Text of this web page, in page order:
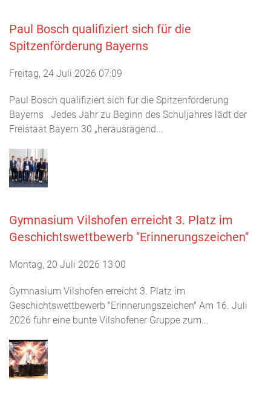
Paul Bosch qualifiziert sich für die
Spitzenförderung Bayerns
Freitag, 24 Juli 2026 07:09
Paul Bosch qualifiziert sich für die Spitzenförderung
Bayerns Jedes Jahr zu Beginn des Schuljahres lädt der
Freistaat Bayern 30 „herausragend...
Gymnasium Vilshofen erreicht 3. Platz im
Geschichtswettbewerb "Erinnerungszeichen"
Montag, 20 Juli 2026 13:00
Gymnasium Vilshofen erreicht 3. Platz im
Geschichtswettbewerb "Erinnerungszeichen" Am 16. Juli
2026 fuhr eine bunte Vilshofener Gruppe zum...